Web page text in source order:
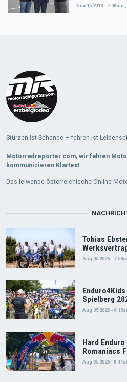
Nov 15 2018 - 7:08am ,
Stürzen ist Schande – fahren ist
Motorradreporter.com, wir fahren
kommunizieren Klartext.
Das leiwande österreichische Online-
Tobias
Aug 06 2026 -
Spielberg
Aug 05 2026 -
Hard
Romaniacs
Aug 05 2026 -